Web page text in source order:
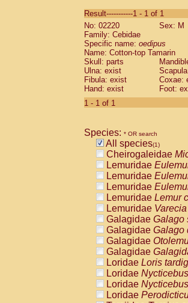
Cebidae
Cebidae
Cebidae
CebidaeSaguinus
Cebidae
Cebidae Saguinus
Cebidae
Cebidae Saguinus
Cebidae
CebidaeCebus
CebidaeCebus
CebidaeCebus
CebidaeSaimiri
CebidaeSaimiri
AtelidaeAlouatta
AtelidaeAlouatta
AtelidaeAlouatta
AtelidaeAlouatta
AtelidaeAteles
AtelidaeAteles
AtelidaeAteles
AtelidaeAteles
AtelidaeLagothrix
AtelidaeLagothrix
Pitheciidae
Result-----------1 - 1 of 1
No: 02220
Sex: M
Family: Cebidae
Specific name: oedipus
Name: Cotton-top Tamarin
Skull: parts
Ulna: exist
Fibula: exist
Coxae:
Hand: exist
Foot:
1 - 1 of 1
Species: * OR search
All species(1)
Cheirogaleidae
Lemuridae
Lemuridae
Lemuridae
Lemuridae Lemur
Lemuridae
Galagidae Galago
Galagidae Galago
Galagidae
Galagidae
Loridae Loris
Loridae
Loridae
Loridae